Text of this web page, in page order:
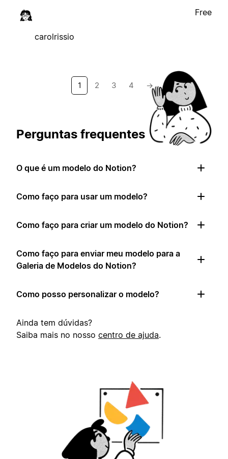
carolrissio
Free
1 2 3 4 →
Perguntas frequentes
O que é um modelo do Notion?
Como faço para usar um modelo?
Como faço para criar um modelo do Notion?
Como faço para enviar meu modelo para a
Galeria de Modelos do Notion?
Como posso personalizar o modelo?
Ainda tem dúvidas?
Saiba mais no nosso centro de ajuda.